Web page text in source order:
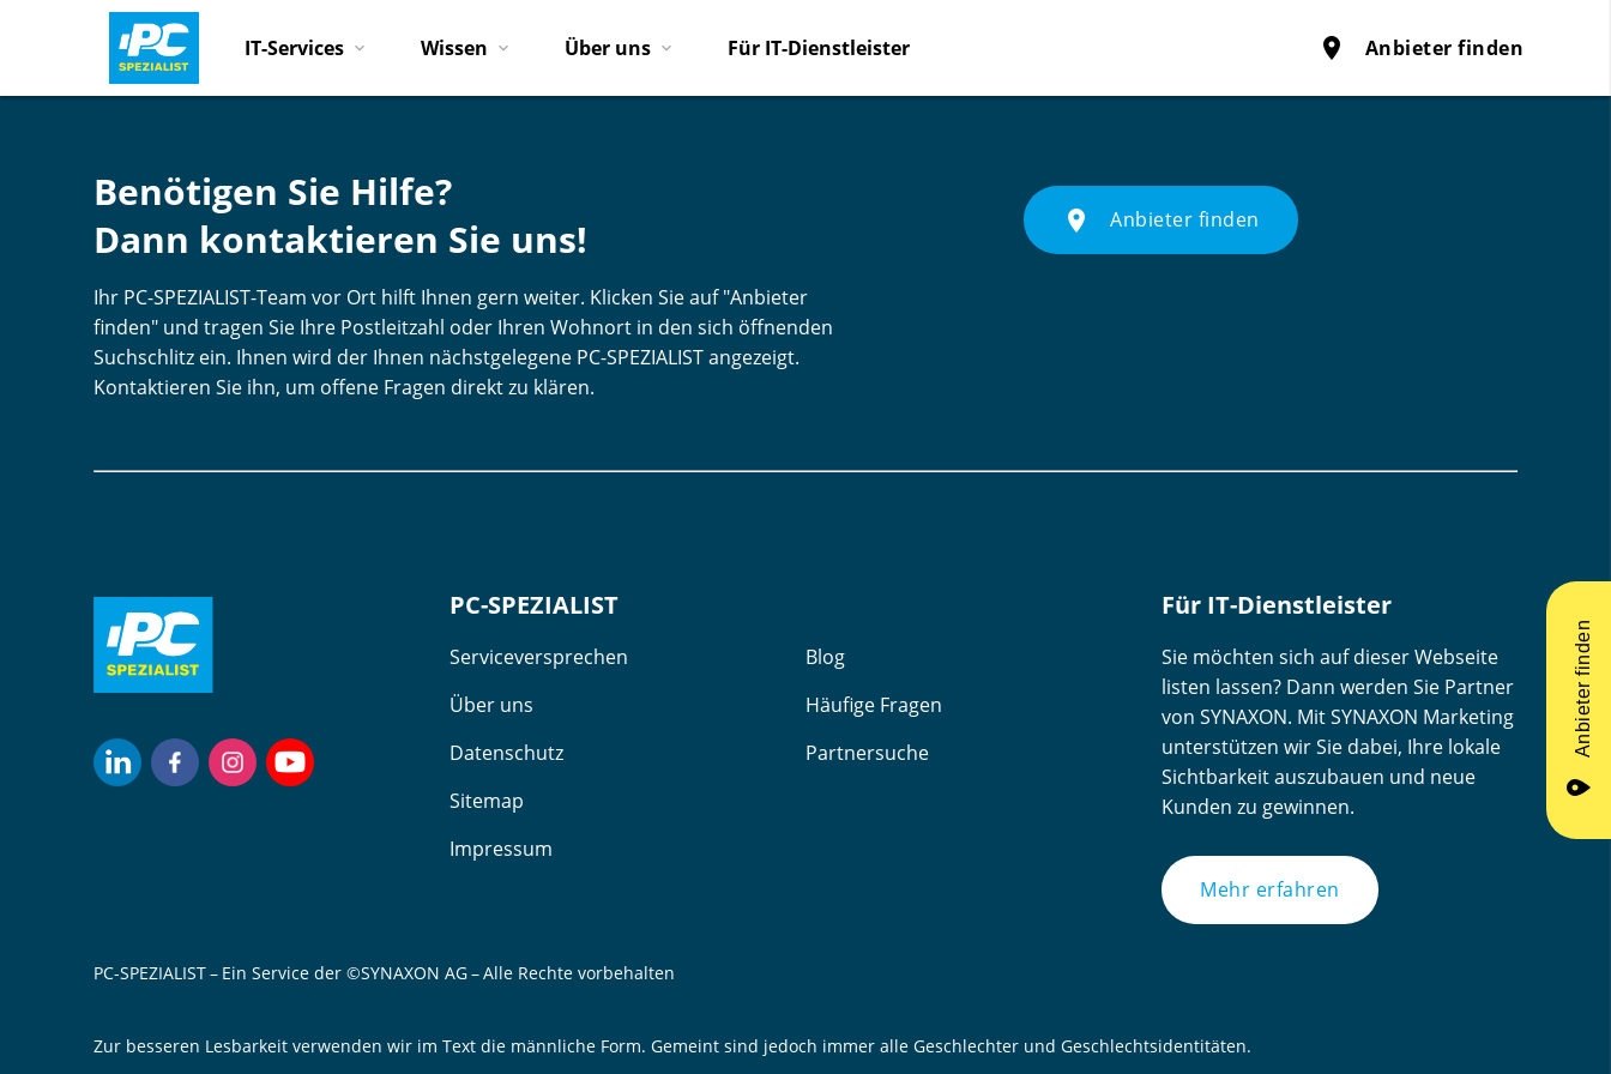
place Anbieter finden
IT-Services Wissen Über uns Für IT-Dienstleister
place
Anbieter finden
Benötigen Sie Hilfe?
Dann kontaktieren Sie uns!
Ihr PC-SPEZIALIST-Team vor Ort hilft Ihnen gern weiter. Klicken Sie auf "Anbieter
finden" und tragen Sie Ihre Postleitzahl oder Ihren Wohnort in den sich öffnenden
Suchschlitz ein. Ihnen wird der Ihnen nächstgelegene PC-SPEZIALIST angezeigt.
Kontaktieren Sie ihn, um offene Fragen direkt zu klären.
place Anbieter finden
PC-SPEZIALIST
Serviceversprechen
Über uns
Datenschutz
Sitemap
Impressum
Blog
Häufige Fragen
Partnersuche
Für IT-Dienstleister
Sie möchten sich auf dieser Webseite
listen lassen? Dann werden Sie Partner
von SYNAXON. Mit SYNAXON Marketing
unterstützen wir Sie dabei, Ihre lokale
Sichtbarkeit auszubauen und neue
Kunden zu gewinnen.
Mehr erfahren
PC-SPEZIALIST – Ein Service der ©SYNAXON AG – Alle Rechte vorbehalten
Zur besseren Lesbarkeit verwenden wir im Text die männliche Form. Gemeint sind jedoch immer alle Geschlechter und Geschlechtsidentitäten.